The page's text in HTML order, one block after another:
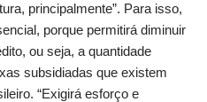
principalmente”. Para isso,
porque permitirá diminuir
ou seja, a quantidade
subsidiadas que existem
“Exigirá esforço e